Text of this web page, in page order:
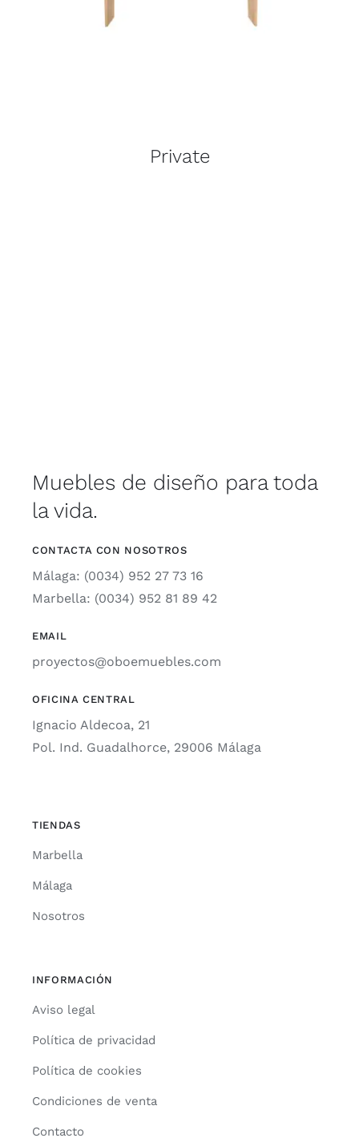
Private
Muebles de diseño para toda
la vida.
CONTACTA CON NOSOTROS
Málaga: (0034) 952 27 73 16
Marbella: (0034) 952 81 89 42
EMAIL
proyectos@oboemuebles.com
OFICINA CENTRAL
Ignacio Aldecoa, 21
Pol. Ind. Guadalhorce, 29006 Málaga
TIENDAS
Marbella
Málaga
Nosotros
INFORMACIÓN
Aviso legal
Política de privacidad
Política de cookies
Condiciones de venta
Contacto